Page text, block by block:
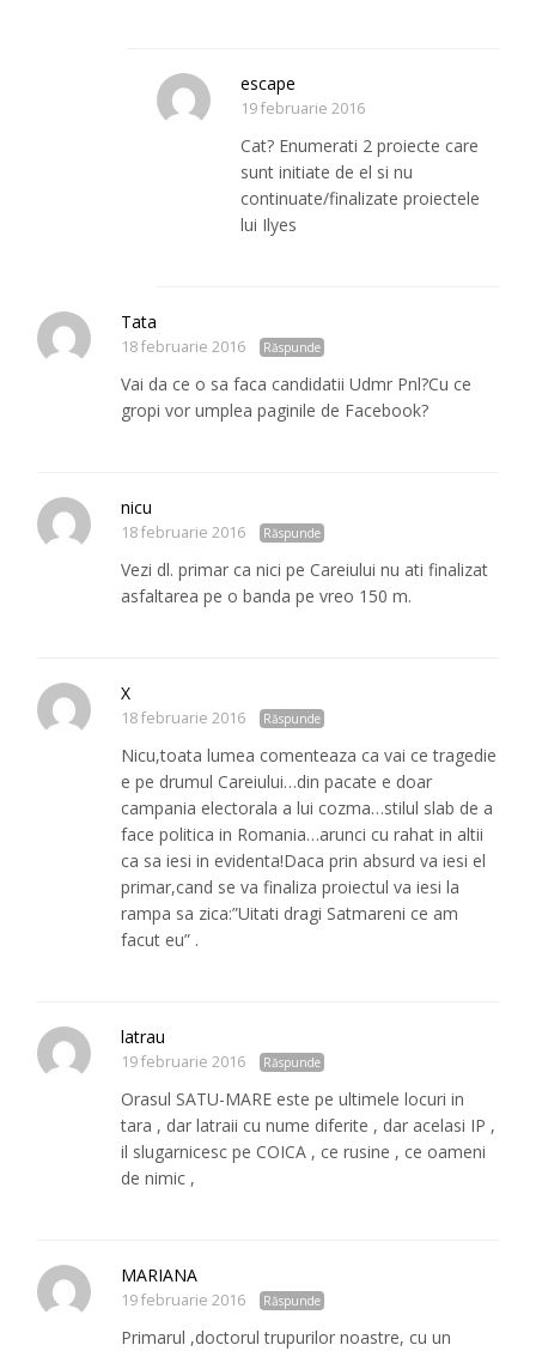
escape
19 februarie 2016
Cat? Enumerati 2 proiecte care
sunt initiate de el si nu
continuate/finalizate proiectele
lui Ilyes
Tata
18 februarie 2016 Răspunde
Vai da ce o sa faca candidatii Udmr Pnl?Cu ce
gropi vor umplea paginile de Facebook?
nicu
18 februarie 2016 Răspunde
Vezi dl. primar ca nici pe Careiului nu ati finalizat
asfaltarea pe o banda pe vreo 150 m.
X
18 februarie 2016 Răspunde
Nicu,toata lumea comenteaza ca vai ce tragedie
e pe drumul Careiului…din pacate e doar
campania electorala a lui cozma…stilul slab de a
face politica in Romania…arunci cu rahat in altii
ca sa iesi in evidenta!Daca prin absurd va iesi el
primar,cand se va finaliza proiectul va iesi la
rampa sa zica:”Uitati dragi Satmareni ce am
facut eu” .
latrau
19 februarie 2016 Răspunde
Orasul SATU-MARE este pe ultimele locuri in
tara , dar latraii cu nume diferite , dar acelasi IP ,
il slugarnicesc pe COICA , ce rusine , ce oameni
de nimic ,
MARIANA
19 februarie 2016 Răspunde
Primarul ,doctorul trupurilor noastre, cu un